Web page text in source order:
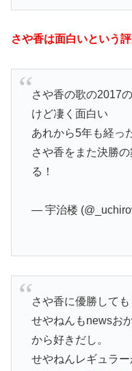
さや香は面白いという
さや香の歌の2017
けど凄く面白い
あれから5年も経っ
さや香をまた決勝
る！
— 宇治楼
さや香に優勝しても
せやねんもnewsお
から好きだし。
せやねんレギュラ